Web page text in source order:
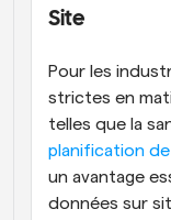
Site
Pour les
strictes en
telles que la
planification
un avantage
données sur